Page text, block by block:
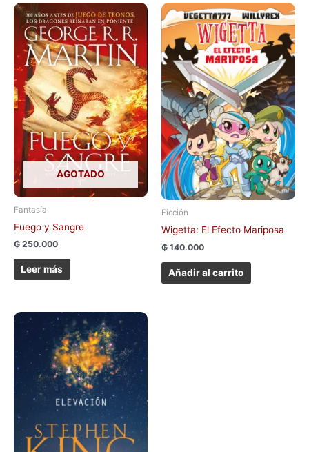
AGOTADO
Fantasía
Fuego y Sangre
₲ 250.000
Leer más
Ficción
Wigetta: El Efecto Mariposa
₲ 140.000
Añadir al carrito